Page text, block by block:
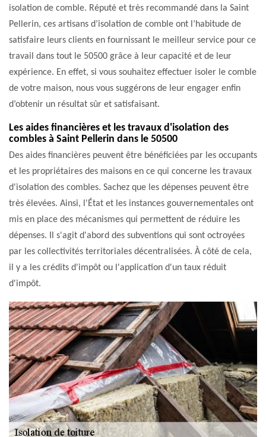
isolation de comble. Réputé et très recommandé dans la Saint
Pellerin, ces artisans d’isolation de comble ont l’habitude de
satisfaire leurs clients en fournissant le meilleur service pour ce
travail dans tout le 50500 grâce à leur capacité et de leur
expérience. En effet, si vous souhaitez effectuer isoler le comble
de votre maison, nous vous suggérons de leur engager enfin
d’obtenir un résultat sûr et satisfaisant.
Les aides financières et les travaux d'isolation des
combles à Saint Pellerin dans le 50500
Des aides financières peuvent être bénéficiées par les occupants
et les propriétaires des maisons en ce qui concerne les travaux
d'isolation des combles. Sachez que les dépenses peuvent être
très élevées. Ainsi, l'État et les instances gouvernementales ont
mis en place des mécanismes qui permettent de réduire les
dépenses. Il s'agit d'abord des subventions qui sont octroyées
par les collectivités territoriales décentralisées. À côté de cela,
il y a les crédits d'impôt ou l'application d'un taux réduit
d'impôt.